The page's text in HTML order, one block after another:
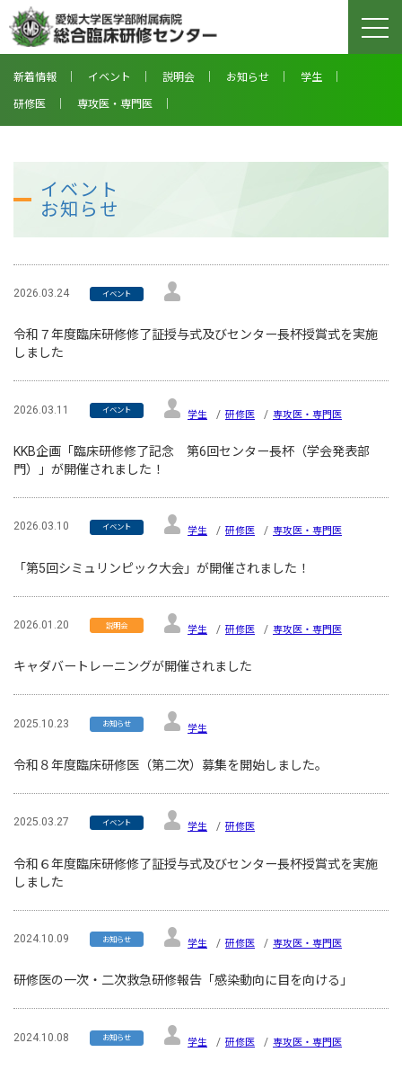
新着情報 イベント 説明会 お知らせ 学生
研修医 専攻医・専門医
イベント
お知らせ
2026.03.24 イベント
令和７年度臨床研修修了証授与式及びセンター長杯授賞式を実施
しました
2026.03.11 イベント 学生 研修医 専攻医・専門医
KKB企画「臨床研修修了記念 第6回センター長杯（学会発表部
門）」が開催されました！
2026.03.10 イベント 学生 研修医 専攻医・専門医
「第5回シミュリンピック大会」が開催されました！
2026.01.20 説明会 学生 研修医 専攻医・専門医
キャダバートレーニングが開催されました
2025.10.23 お知らせ 学生
令和８年度臨床研修医（第二次）募集を開始しました。
2025.03.27 イベント 学生 研修医
令和６年度臨床研修修了証授与式及びセンター長杯授賞式を実施
しました
2024.10.09 お知らせ 学生 研修医 専攻医・専門医
研修医の一次・二次救急研修報告「感染動向に目を向ける」
2024.10.08 お知らせ 学生 研修医 専攻医・専門医